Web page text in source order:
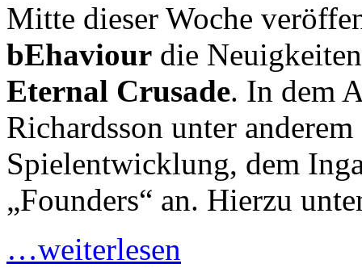
Mitte dieser Woche
bEhaviour die
Eternal Crusade. In dem
Richardsson unter
Spielentwicklung, dem
„Founders“ an. Hierzu
…weiterlesen